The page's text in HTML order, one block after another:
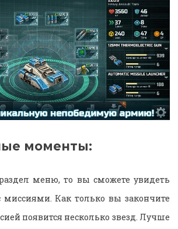
моменты:
меню, то вы сможете увидеть
Как только вы закончите
появится несколько звезд. Лучше